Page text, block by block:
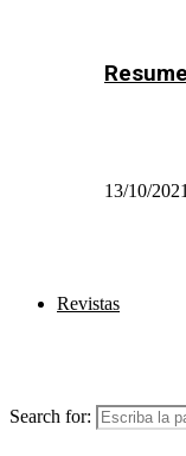
13/10/2021
Revistas
Search for: